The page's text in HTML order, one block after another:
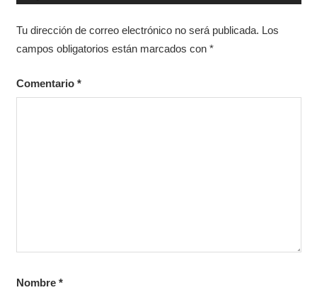
Tu dirección de correo electrónico no será publicada. Los
campos obligatorios están marcados con *
Comentario *
Nombre *